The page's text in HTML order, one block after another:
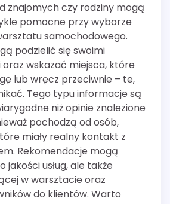
znajomych czy rodziny mogą
pomocne przy wyborze
samochodowego.
podzielić się swoimi
wskazać miejsca, które
lub wręcz przeciwnie – te,
Tego typu informacje są
niż opinie znalezione
pochodzą od osób,
miały realny kontakt z
Rekomendacje mogą
usług, ale także
w warsztacie oraz
do klientów. Warto